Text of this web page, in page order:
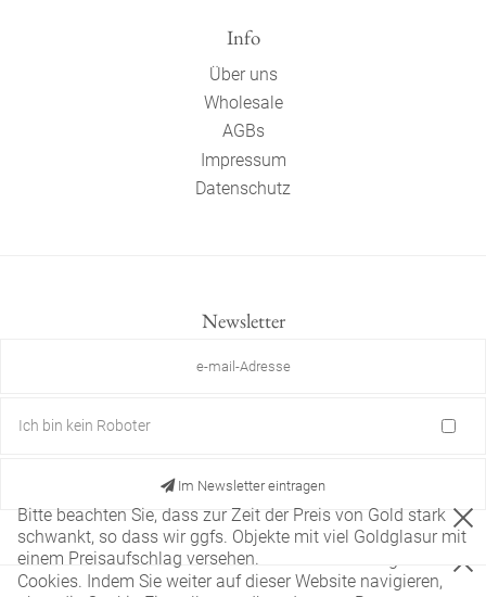
Info
Über uns
Wholesale
AGBs
Impressum
Datenschutz
Newsletter
Ich bin kein Roboter
Im Newsletter eintragen
Diese Website verwendet nur technisch notwendige
Cookies. Indem Sie weiter auf dieser Website navigieren,
Bitte beachten Sie, dass zur Zeit der Preis von Gold stark
schwankt, so dass wir ggfs. Objekte mit viel Goldglasur mit
einem Preisaufschlag versehen.